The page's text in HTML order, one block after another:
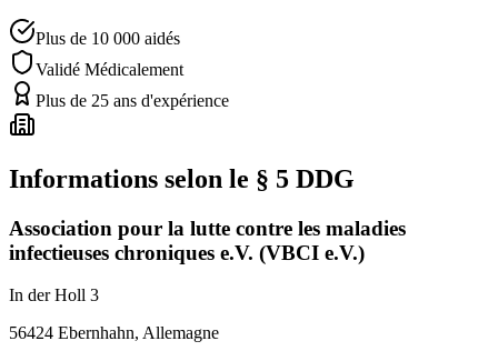
Plus de 10 000 aidés
Validé Médicalement
Plus de 25 ans d'expérience
Informations selon le § 5 DDG
Association pour la lutte contre les maladies
infectieuses chroniques e.V. (VBCI e.V.)
In der Holl 3
56424 Ebernhahn, Allemagne